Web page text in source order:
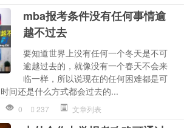
mba报考条件没有任何事情逾
越不过去
要知道世界上没有任何一个冬天是不可
逾越过去的，就像没有一个春天不会来
临一样，所以说现在的任何困难都是可
间还是什么方式都会过去的...
0 237 文章列表